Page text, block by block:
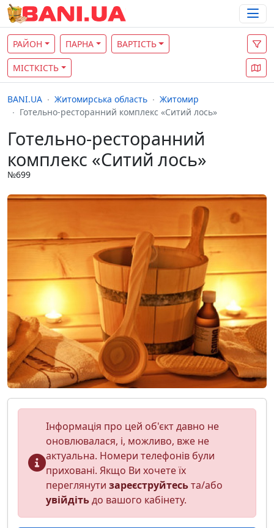
РАЙОН ПАРНА ВАРТІСТЬ
МІСТКІСТЬ
BANI.UA Житомирська область
Житомир
Готельно-ресторанний комплекс «Ситий лось»
Готельно-ресторанний
комплекс «Ситий лось»
№699
Інформація про цей об'єкт давно не
оновлювалася, і, можливо, вже не
актуальна. Номери телефонів були
приховані. Якщо Ви хочете їх
переглянути зареєструйтесьта/або
увійдітьдо вашого кабінету.